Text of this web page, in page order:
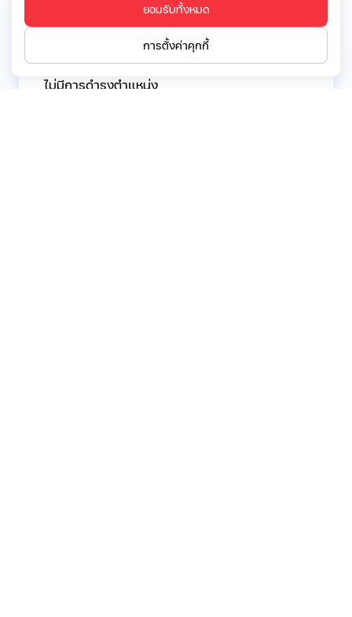
การดำรงตำแหน่งกรรมการ/ผู้บริหารในบริษัทจด
ไม่มีการดำรงตำแหน่ง
ยอมรับทั้งหมด
การตั้งค่าคุกกี้